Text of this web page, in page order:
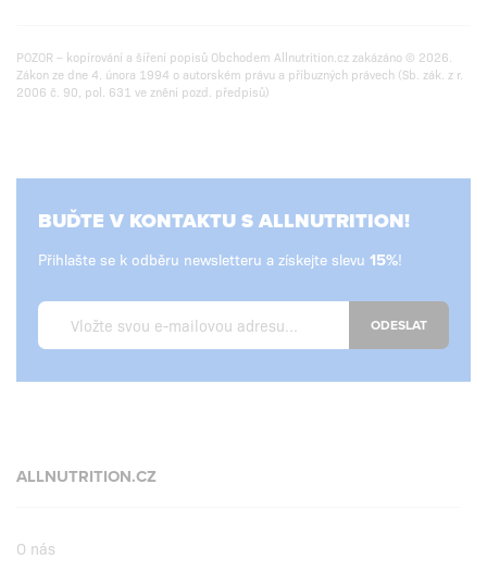
POZOR – kopírování a šíření popisů Obchodem Allnutrition.cz zakázáno © 2026.
Zákon ze dne 4. února 1994 o autorském právu a příbuzných právech (Sb. zák. z r.
2006 č. 90, pol. 631 ve znění pozd. předpisů)
BUĎTE V KONTAKTU S ALLNUTRITION!
Přihlašte se k odběru newsletteru a získejte slevu !
ODESLAT
ALLNUTRITION.CZ
O nás